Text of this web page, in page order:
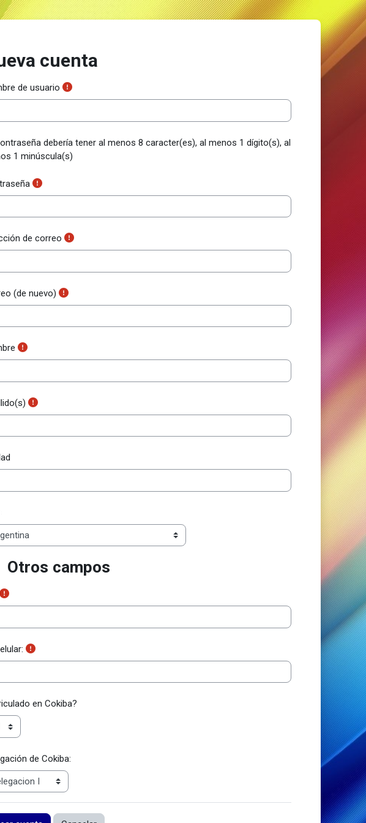
cuenta
de usuario
debería tener al menos 8 caracter(es), al menos 1 dígito(s), al
1 minúscula(s)
de correo
(de nuevo)
campos
campos
Otros campos
en Cokiba?
de Cokiba: